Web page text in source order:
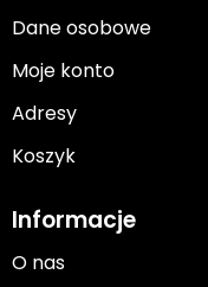
Dane osobowe
Moje konto
Adresy
Koszyk
Informacje
O nas